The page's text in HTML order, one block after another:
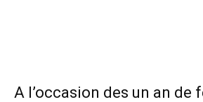
A l’occasion des un an de